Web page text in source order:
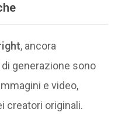
, ancora
generazione sono
e video,
creatori originali.